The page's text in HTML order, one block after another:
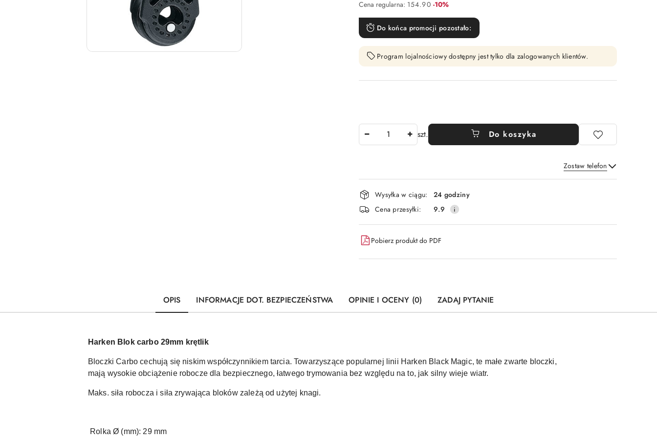
Cena regularna: 154.90 Rabat:
-10%
Do końca promocji pozostało:
Program lojalnościowy dostępny jest tylko dla zalogowanych klientów.
szt. Do koszyka
Zostaw telefon
Wyślij
Dostępność
i
dostawa
Wysyłka w ciągu:
24 godziny
Cena przesyłki:
9.9
Pobierz produkt do PDF
OPIS INFORMACJE DOT. BEZPIECZEŃSTWA OPINIE I OCENY (0) ZADAJ PYTANIE
Harken Blok carbo 29mm krętlik
Bloczki Carbo cechują się niskim współczynnikiem tarcia. Towarzyszące popularnej linii Harken Black Magic, te małe zwarte bloczki,
mają wysokie obciążenie robocze dla bezpiecznego, łatwego trymowania bez względu na to, jak silny wieje wiatr.
Maks. siła robocza i siła zrywająca bloków zależą od użytej knagi.
Rolka Ø (mm): 29 mm